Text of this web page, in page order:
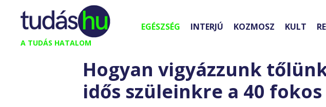
Kilépés
tartalomba
A TUDÁS HATALOM
EGÉSZSÉG INTERJÚ KOZMOSZ KULT
Hogyan vigyázzunk
idős szüleinkre a 40